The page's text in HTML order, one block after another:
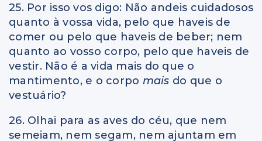
25. Por isso vos digo: Não andeis cuidadosos
quanto à vossa vida, pelo que haveis de
comer ou pelo que haveis de beber; nem
quanto ao vosso corpo, pelo que haveis de
vestir. Não é a vida mais do que o
mantimento, e o corpo mais do que o
vestuário?
26. Olhai para as aves do céu, que nem
semeiam, nem segam, nem ajuntam em